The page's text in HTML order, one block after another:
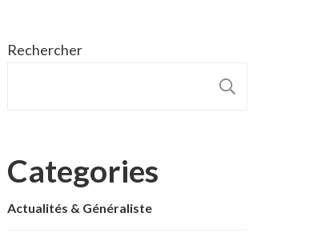
Rechercher
Categories
Actualités & Généraliste